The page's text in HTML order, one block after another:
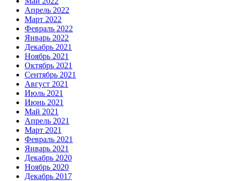
Апрель 2022
Март 2022
Февраль 2022
Январь 2022
Декабрь 2021
Ноябрь 2021
Октябрь 2021
Сентябрь 2021
Август 2021
Июль 2021
Июнь 2021
Май 2021
Апрель 2021
Март 2021
Февраль 2021
Январь 2021
Декабрь 2020
Ноябрь 2020
Декабрь 2017